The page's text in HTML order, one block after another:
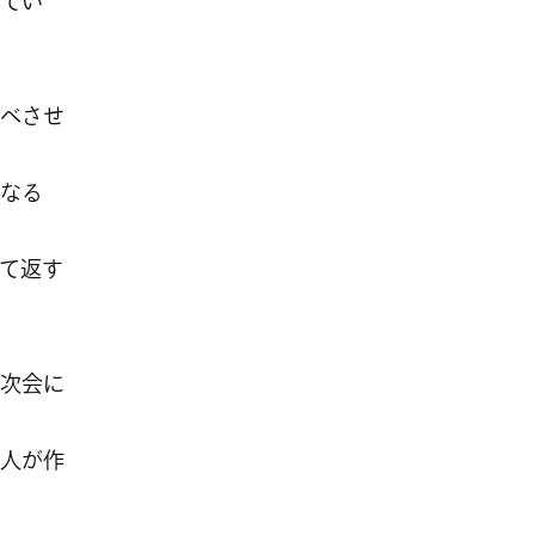
させ
る
返す
会に
が作